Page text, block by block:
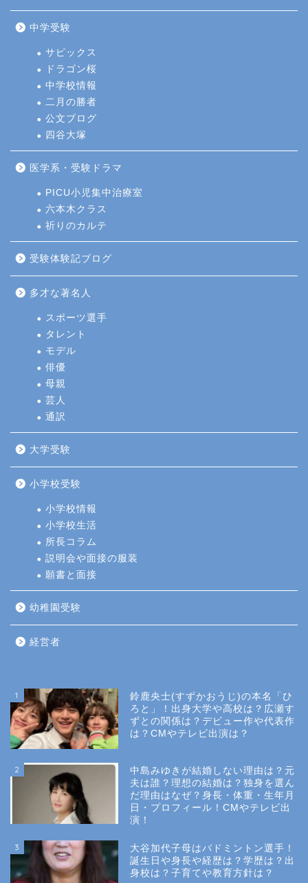
中学受験
サピックス
ドラゴン桜
中学校情報
二月の勝者
公文ブログ
四谷大塚
医学系・受験ドラマ
PICU小児集中治療室
六本木クラス
祈りのカルテ
受験体験記ブログ
多才な著名人
スポーツ選手
タレント
モデル
俳優
母親
芸人
通訳
大学受験
小学校受験
小学校情報
小学校生活
所長コラム
説明会や面接の服装
願書と面接
幼稚園受験
経営者
1
鈴鹿央士(すずかおうじ)の本名「ひ
ろと」！出身大学や高校は？広瀬す
ずとの関係は？デビュー作や代表作
は？CMやテレビ出演は？
2
中島みゆきが結婚しない理由は？元
夫は誰？理想の結婚は？独身を選ん
だ理由はなぜ？身長・体重・生年月
日・プロフィール！CMやテレビ出
演！
3
大谷加代子母はバドミントン選手！
誕生日や身長や経歴は？学歴は？出
身校は？子育てや教育方針は？